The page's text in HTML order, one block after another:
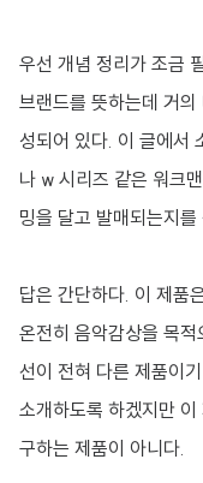
우선 개념 정리가 조금
브랜드를 뜻하는데 거
성되어 있다. 이 글에서
나 w 시리즈 같은 워크
밍을 달고 발매되는지
답은 간단하다. 이 제품
온전히 음악감상을 목
선이 전혀 다른 제품이
소개하도록 하겠지만
구하는 제품이 아니다.